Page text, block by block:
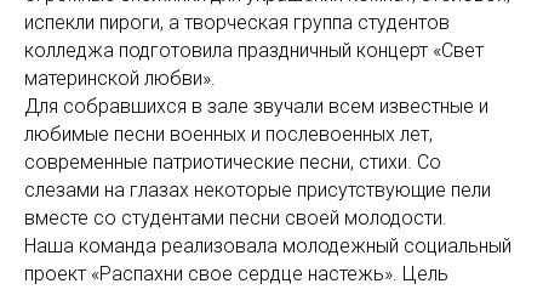
испекли пироги, а творческая группа студентов
колледжа подготовила праздничный концерт «Свет
материнской любви».
Для собравшихся в зале звучали всем известные и
любимые песни военных и послевоенных лет,
современные патриотические песни, стихи. Со
слезами на глазах некоторые присутствующие пели
вместе со студентами песни своей молодости.
Наша команда реализовала молодежный социальный
проект «Распахни свое сердце настежь». Цель